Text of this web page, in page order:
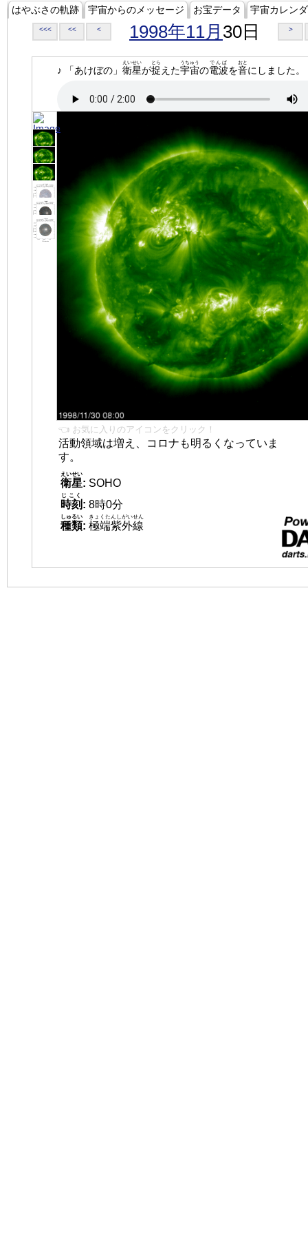
はやぶさの軌跡 宇宙からのメッセージ お宝データ 宇宙カレン
<<< << < 1998年11月 30日 >
♪ 「あけぼの」 衛星
えいせい
が捉
とら
えた宇宙
うちゅう
の電波
でんぱ
を音
おと
にしました。
👈 お気に入りのアイコンをクリック！
活動領域は増え、コロナも明るくなっていま
す。
衛星
えいせい
: SOHO
時刻
じこく
: 8時0分
種類
しゅるい
: 極端紫外線
きょくたんしがいせん